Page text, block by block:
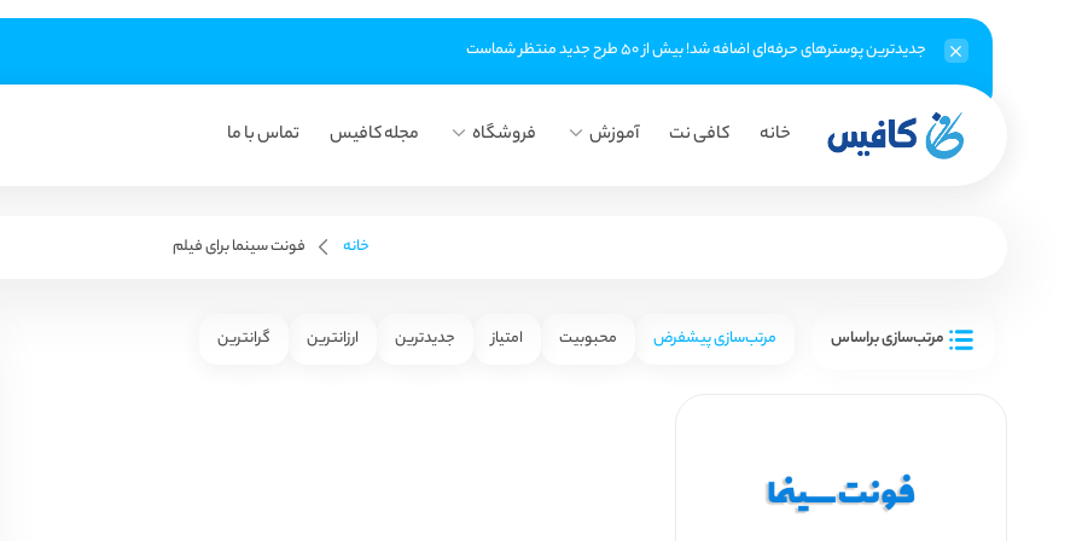
جدیدترین پوسترهای حرفه‌ای اضافه شد! بیش از ۵۰ طرح جدید منتظر شماست
خانه کافی نت آموزش فروشگاه مجله کافیس تماس با ما
خانه فونت سینما برای فیلم
مرتب‌سازی براساس مرتب‌سازی پیشفرض محبوبیت امتیاز جدیدترین ارزانترین گرانترین